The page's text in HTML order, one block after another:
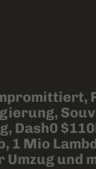
Dash0
1 Mio
Umzug und